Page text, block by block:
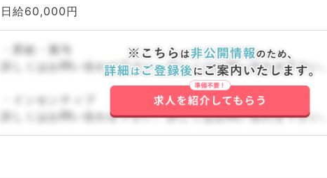
日給60,000円
・昇給・賞与
詳しくはお問い合わせ下さい。詳しくはお問い合わせ下さい。
・インセンティブ
詳しくはお問い合わせ下さい。詳しくはお問い合わせ下さい。